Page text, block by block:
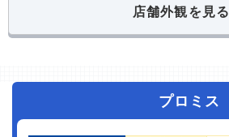
店舗外観を見る
プロミス